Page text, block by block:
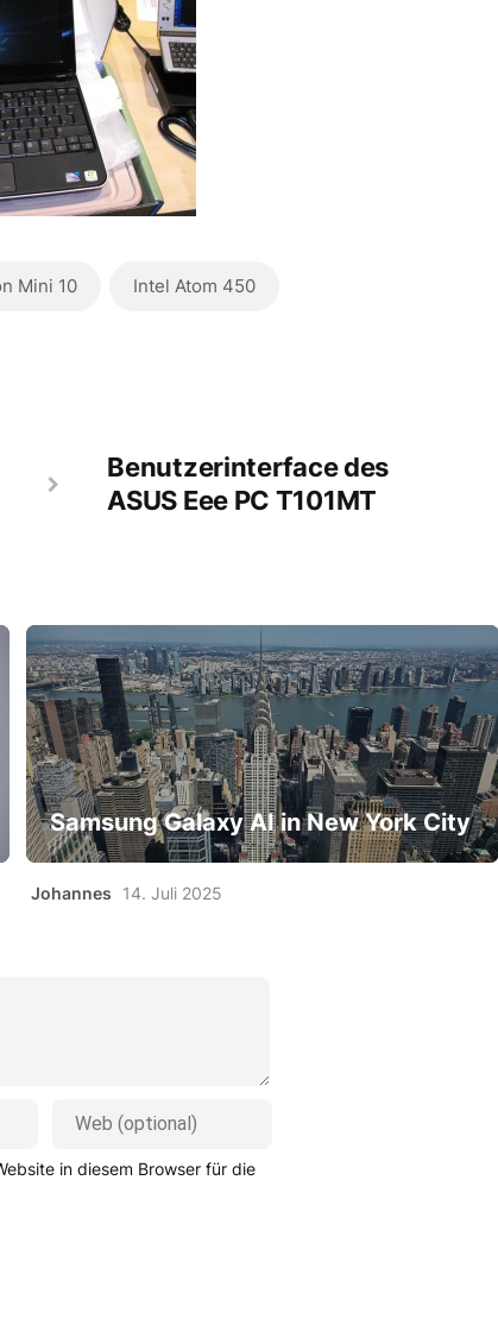
Mini 10 Intel Atom 450
Benutzerinterface des
ASUS Eee PC T101MT
Samsung Galaxy AI in New York City
Johannes 14. Juli 2025
in diesem Browser für die